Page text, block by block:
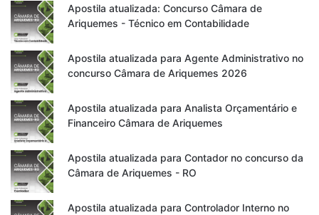
Apostila atualizada: Concurso Câmara de
Ariquemes - Técnico em Contabilidade
Apostila atualizada para Agente Administrativo no
concurso Câmara de Ariquemes 2026
Apostila atualizada para Analista Orçamentário e
Financeiro Câmara de Ariquemes
Apostila atualizada para Contador no concurso da
Câmara de Ariquemes - RO
Apostila atualizada para Controlador Interno no